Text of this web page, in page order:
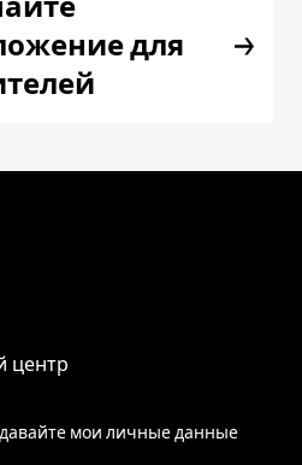
для
центр
мои личные данные